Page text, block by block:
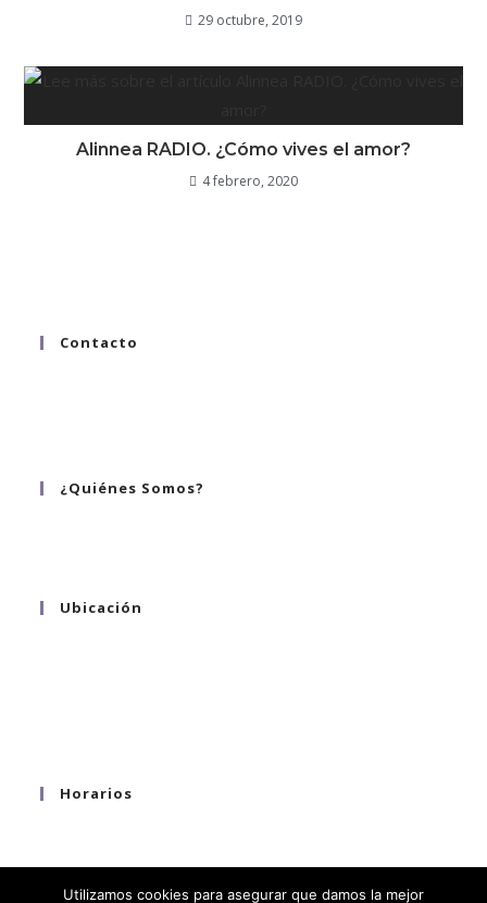
29 octubre, 2019
Alinnea RADIO. ¿Cómo vives el amor?
4 febrero, 2020
Contacto
¿Quiénes Somos?
Ubicación
Horarios
Sábado 9:00 a.m. - 2:00 p.m.
Utilizamos cookies para asegurar que damos la mejor